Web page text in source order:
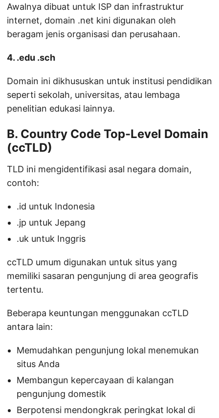
Awalnya dibuat untuk ISP dan infrastruktur
internet, domain .net kini digunakan oleh
beragam jenis organisasi dan perusahaan.
4. .edu .sch
Domain ini dikhususkan untuk institusi pendidikan
seperti sekolah, universitas, atau lembaga
penelitian edukasi lainnya.
B. Country Code Top-Level Domain
(ccTLD)
TLD ini mengidentifikasi asal negara domain,
contoh:
.id untuk Indonesia
.jp untuk Jepang
.uk untuk Inggris
ccTLD umum digunakan untuk situs yang
memiliki sasaran pengunjung di area geografis
tertentu.
Beberapa keuntungan menggunakan ccTLD
antara lain:
Memudahkan pengunjung lokal menemukan
situs Anda
Membangun kepercayaan di kalangan
pengunjung domestik
Berpotensi mendongkrak peringkat lokal di